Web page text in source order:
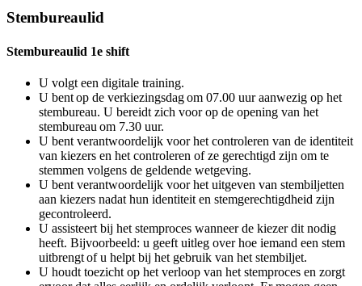
Stembureaulid
Stembureaulid 1e shift
U volgt een digitale training.
U bent op de verkiezingsdag om 07.00 uur aanwezig op het
stembureau. U bereidt zich voor op de opening van het
stembureau om 7.30 uur.
U bent verantwoordelijk voor het controleren van de identiteit
van kiezers en het controleren of ze gerechtigd zijn om te
stemmen volgens de geldende wetgeving.
U bent verantwoordelijk voor het uitgeven van stembiljetten
aan kiezers nadat hun identiteit en stemgerechtigdheid zijn
gecontroleerd.
U assisteert bij het stemproces wanneer de kiezer dit nodig
heeft. Bijvoorbeeld: u geeft uitleg over hoe iemand een stem
uitbrengt of u helpt bij het gebruik van het stembiljet.
U houdt toezicht op het verloop van het stemproces en zorgt